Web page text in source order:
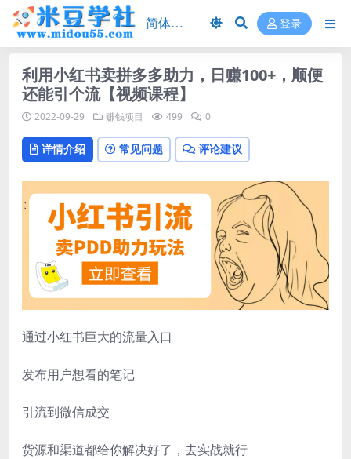
登录
利用小红书卖拼多多助力，日赚100+，顺便
还能引个流【视频课程】
2022-09-29 赚钱项目 499 0
详情介绍 常见问题 评论建议
通过小红书巨大的流量入口
发布用户想看的笔记
引流到微信成交
货源和渠道都给你解决好了，去实战就行